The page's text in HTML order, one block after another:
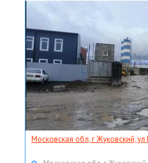
Московская обл, г Жуковский,